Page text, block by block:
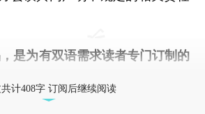
是为有双语需求读者专门订制的
计408字 订阅后继续阅读